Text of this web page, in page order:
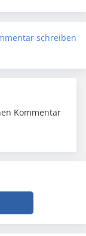
schreiben
Kommentar